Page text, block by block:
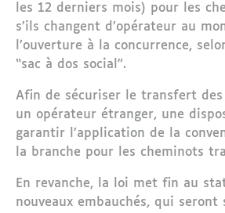
les 12 derniers mois) pour les
s’ils changent d’opérateur au
l’ouverture à la concurrence,
“sac à dos social”.
Afin de sécuriser le transfert des
un opérateur étranger, une
garantir l’application de la
la branche pour les cheminots
En revanche, la loi met fin au
nouveaux embauchés, qui seront